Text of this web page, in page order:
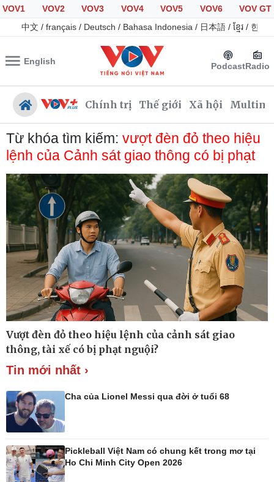
VOV1 VOV2 VOV3 VOV4 VOV5 VOV6
VOV GT
中文 / français / Deutsch / Bahasa Indonesia / 日本語 / ខ្មែរ / 한국
English PodcastRadio
Chính trị Thế giới Xã hội
Chính trị
Đảng
Tổ chức nhân sự
Quốc hội
Nhận diện sự thật
Xã hội
Tin 24h
Giáo dục
Dự báo thời tiết
Dấu ấn VOV
Việc làm
Biển đảo
Quan sát
Cuộc sống đó đây
Hồ sơ
Ảnh
Video
Kinh tế
Bất động sản
Khởi nghiệp
Thị trường
Giá vàng
Từ khóa tìm kiếm: vượt đèn đỏ theo hiệu
lệnh của Cảnh sát giao thông có bị phạt
Vượt đèn đỏ theo hiệu lệnh của cảnh sát giao
thông, tài xế có bị phạt nguội?
Tin mới nhất ›
Cha của Lionel Messi qua đời ở tuổi 68
Pickleball Việt Nam có chung kết trong mơ tại
Ho Chi Minh City Open 2026